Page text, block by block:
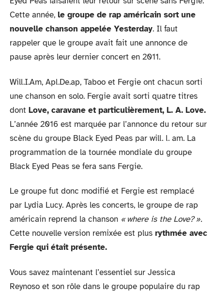
Cette année, le groupe de rap américain sort une
nouvelle chanson appelée Yesterday. Il faut
rappeler que le groupe avait fait une annonce de
pause après leur dernier concert en 2011.
Will.I.Am, Apl.De.ap, Taboo et Fergie ont chacun sorti
une chanson en solo. Fergie avait sorti quatre titres
dont Love, caravane et particulièrement, L. A. Love.
L’année 2016 est marquée par l’annonce du retour sur
scène du groupe Black Eyed Peas par will. l. am. La
programmation de la tournée mondiale du groupe
Black Eyed Peas se fera sans Fergie.
Le groupe fut donc modifié et Fergie est remplacé
par Lydia Lucy. Après les concerts, le groupe de rap
américain reprend la chanson « where is the Love? ».
Cette nouvelle version remixée est plus rythmée avec
Fergie qui était présente.
Vous savez maintenant l’essentiel sur Jessica
Reynoso et son rôle dans le groupe populaire du rap